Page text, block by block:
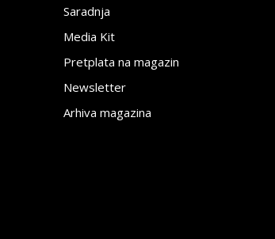
Saradnja
Media Kit
Pretplata na magazin
Newsletter
Arhiva magazina